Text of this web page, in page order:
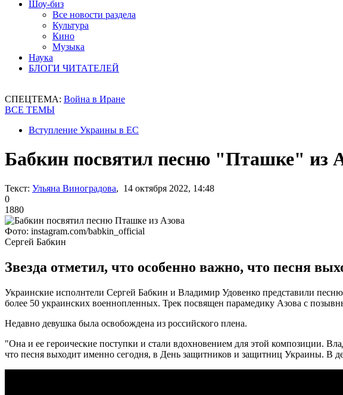
Шоу-биз
Все новости раздела
Культура
Кино
Музыка
Наука
БЛОГИ ЧИТАТЕЛЕЙ
СПЕЦТЕМА: Война в Иране
ВСЕ ТЕМЫ
Вступление Украины в ЕС
Бабкин посвятил песню "Пташке" из
Текст: Ульяна Виноградова, 14 октября 2022, 14:48
0
1880
Фото: instagram.com/babkin_official
Сергей Бабкин
Звезда отметил, что особенно важно, что песня
Украинские исполнтели Сергей Бабкин и Владимир Удовенко представили
более 50 украинских военнопленных. Трек посвящен парамедику Азова с
Недавно девушка была освобождена из российского плена.
"Она и ее героические поступки и стали вдохновением для этой композиции.
что песня выходит именно сегодня, в День защитников и защитниц Украины. В